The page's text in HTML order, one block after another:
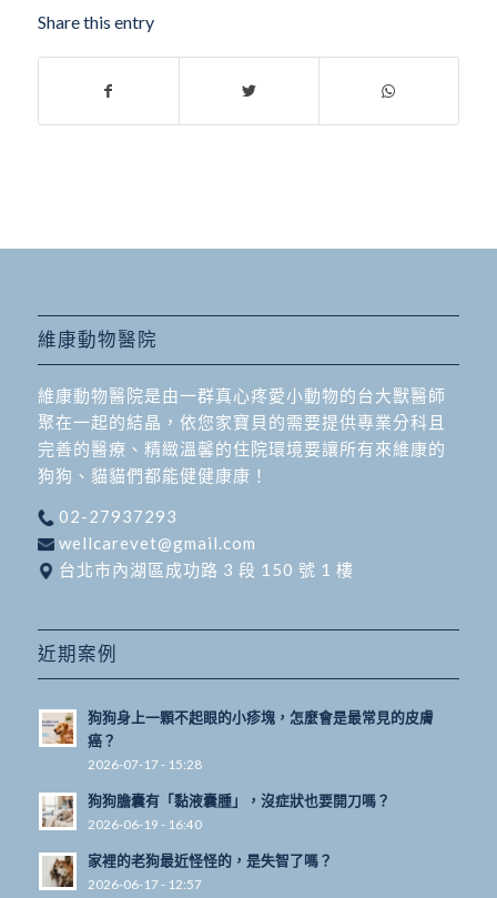
Share this entry
維康動物醫院
維康動物醫院是由一群真心疼愛小動物的台大獸醫師
聚在一起的結晶，依您家寶貝的需要提供專業分科且
完善的醫療、精緻溫馨的住院環境要讓所有來維康的
狗狗、貓貓們都能健健康康！
02-27937293
wellcarevet@gmail.com
台北市內湖區成功路 3 段 150 號 1 樓
近期案例
狗狗身上一顆不起眼的小疹塊，怎麼會是最常見的皮膚
癌？
2026-07-17 - 15:28
狗狗膽囊有「黏液囊腫」，沒症狀也要開刀嗎？
2026-06-19 - 16:40
家裡的老狗最近怪怪的，是失智了嗎？
2026-06-17 - 12:57